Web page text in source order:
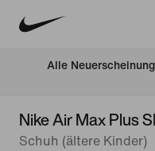
Alle
Nike Air Max Plus
Schuh (ältere Kinder)